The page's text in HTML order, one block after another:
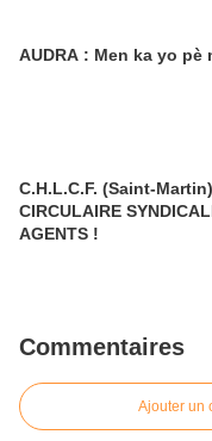
AUDRA : Men ka yo pè
C.H.L.C.F. (Saint-
CIRCULAIRE
AGENTS !
Commentaires
Ajouter un